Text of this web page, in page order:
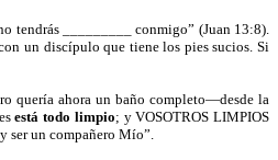
tendrás _________ conmigo” (Juan 13:8).
un discípulo que tiene los pies sucios. Si
quería ahora un baño completo—desde la
está todo limpio; y VOSOTROS LIMPIOS
ser un compañero Mío”.